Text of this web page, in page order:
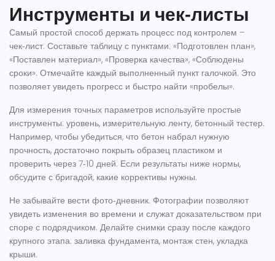
Инструменты и чек‑листы
Самый простой способ держать процесс под контролем –
чек‑лист. Составьте таблицу с пунктами: «Подготовлен план»,
«Поставлен материал», «Проверка качества», «Соблюдены
сроки». Отмечайте каждый выполненный пункт галочкой. Это
позволяет увидеть прогресс и быстро найти «пробелы».
Для измерения точных параметров используйте простые
инструменты: уровень, измерительную ленту, бетонный тестер.
Например, чтобы убедиться, что бетон набрал нужную
прочность, достаточно покрыть образец пластиком и
проверить через 7‑10 дней. Если результаты ниже нормы,
обсудите с бригадой, какие коррективы нужны.
Не забывайте вести фото‑дневник. Фотографии позволяют
увидеть изменения во времени и служат доказательством при
споре с подрядчиком. Делайте снимки сразу после каждого
крупного этапа: заливка фундамента, монтаж стен, укладка
крыши.